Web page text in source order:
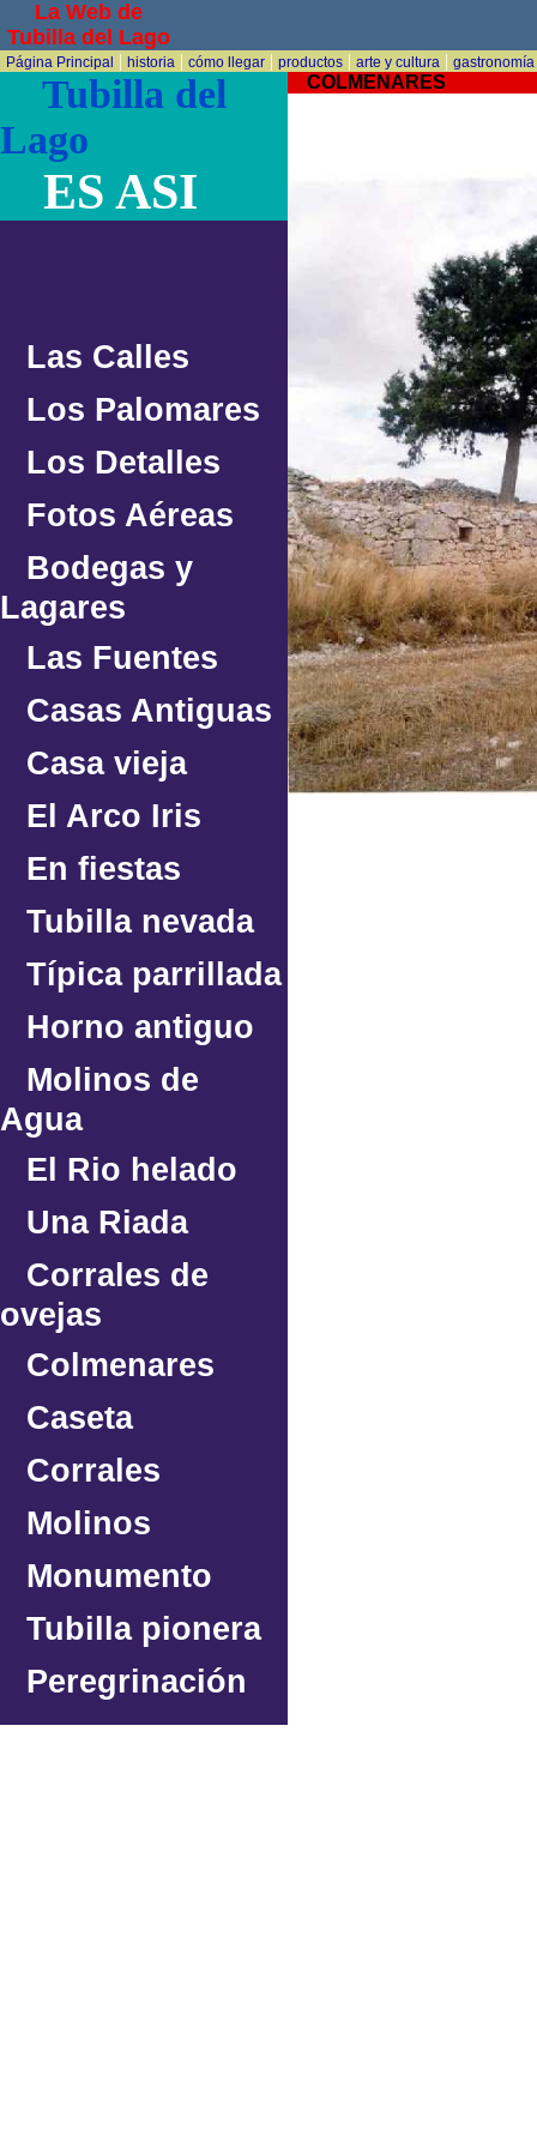
La Web de
Tubilla del Lago
Página Principal | historia | cómo llegar| productos| arte y cultura | gastronomía
Tubilla del
Lago
ES ASI
Las Calles
Los Palomares
Los Detalles
Fotos Aéreas
Bodegas y
Lagares
Las Fuentes
Casas Antiguas
Casa vieja
El Arco Iris
En fiestas
Tubilla nevada
Típica parrillada
Horno antiguo
Molinos de
Agua
El Rio helado
Una Riada
Corrales de
ovejas
Colmenares
Caseta
Corrales
Molinos
Monumento
Tubilla pionera
Peregrinación
COLMENARES